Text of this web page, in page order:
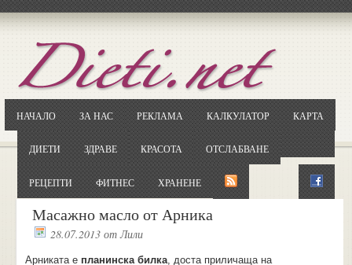
НАЧАЛО ЗА НАС РЕКЛАМА КАЛКУЛАТОР КАРТА
ДИЕТИ ЗДРАВЕ КРАСОТА ОТСЛАБВАНЕ
РЕЦЕПТИ ФИТНЕС ХРАНЕНЕ
Масажно масло от Арника
28.07.2013 отЛили
Арниката е планинска билка, доста приличаща на
ОтворетеGoogle.bg
Потърсете "Cloxy"
Кликнете на първия резултат
... и я въведете в полето: